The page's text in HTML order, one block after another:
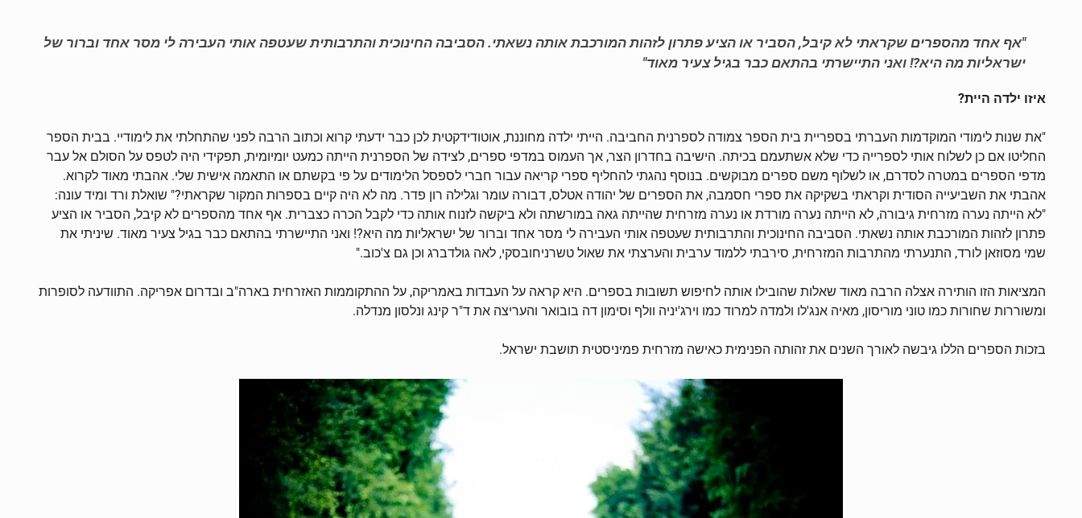
"אף אחד מהספרים שקראתי לא קיבל, הסביר או הציע פתרון לזהות המורכבת אותה נשאתי. הסביבה החינוכית והתרבותית שעטפה אותי העבירה לי מסר אחד וברור של
ישראליות מה היא?! ואני התיישרתי בהתאם כבר בגיל צעיר מאוד"
איזו ילדה היית?
"את שנות לימודי המוקדמות העברתי בספריית בית הספר צמודה לספרנית החביבה. הייתי ילדה מחוננת, אוטודידקטית לכן כבר ידעתי קרוא וכתוב הרבה לפני שהתחלתי את לימודיי. בבית הספר
החליטו אם כן לשלוח אותי לספרייה כדי שלא אשתעמם בכיתה. הישיבה בחדרון הצר, אך העמוס במדפי ספרים, לצידה של הספרנית הייתה כמעט יומיומית, תפקידי היה לטפס על הסולם אל עבר
מדפי הספרים במטרה לסדרם, או לשלוף משם ספרים מבוקשים. בנוסף נהגתי להחליף ספרי קריאה עבור חברי לספסל הלימודים על פי בקשתם או התאמה אישית שלי. אהבתי מאוד לקרוא.
אהבתי את השביעייה הסודית וקראתי בשקיקה את ספרי חסמבה, את הספרים של יהודה אטלס, דבורה עומר וגלילה רון פדר. מה לא היה קיים בספרות המקור שקראתי?" שואלת ורד ומיד עונה:
"לא הייתה נערה מזרחית גיבורה, לא הייתה נערה מורדת או נערה מזרחית שהייתה גאה במורשתה ולא ביקשה לזנוח אותה כדי לקבל הכרה כצברית. אף אחד מהספרים לא קיבל, הסביר או הציע
פתרון לזהות המורכבת אותה נשאתי. הסביבה החינוכית והתרבותית שעטפה אותי העבירה לי מסר אחד וברור של ישראליות מה היא?! ואני התיישרתי בהתאם כבר בגיל צעיר מאוד. שיניתי את
שמי מסוזאן לורד, התנערתי מהתרבות המזרחית, סירבתי ללמוד ערבית והערצתי את שאול טשרניחובסקי, לאה גולדברג וכן גם צ'כוב."
המציאות הזו הותירה אצלה הרבה מאוד שאלות שהובילו אותה לחיפוש תשובות בספרים. היא קראה על העבדות באמריקה, על ההתקוממות האזרחית בארה"ב ובדרום אפריקה. התוודעה לסופרות
ומשוררות שחורות כמו טוני מוריסון, מאיה אנג'לו ולמדה למרוד כמו וירג'יניה וולף וסימון דה בובואר והעריצה את ד"ר קינג ונלסון מנדלה.
בזכות הספרים הללו גיבשה לאורך השנים את זהותה הפנימית כאישה מזרחית פמיניסטית תושבת ישראל.